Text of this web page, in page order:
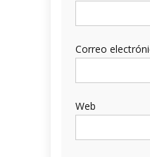
Correo
Web